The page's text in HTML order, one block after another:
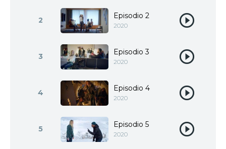
2 Episodio 2
2020
3 Episodio 3
2020
4 Episodio 4
2020
5 Episodio 5
2020